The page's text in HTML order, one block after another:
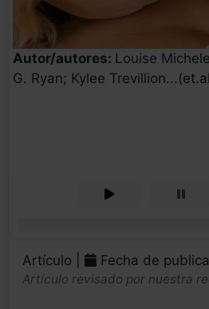
Autor/autores: Louise
G. Ryan; Kylee
Artículo | Fecha de
Artículo revisado por nuestra